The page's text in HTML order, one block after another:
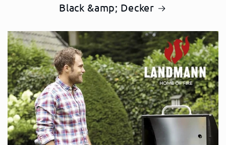
Black &amp; Decker